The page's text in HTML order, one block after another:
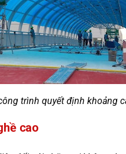
trình quyết định khoảng
cao